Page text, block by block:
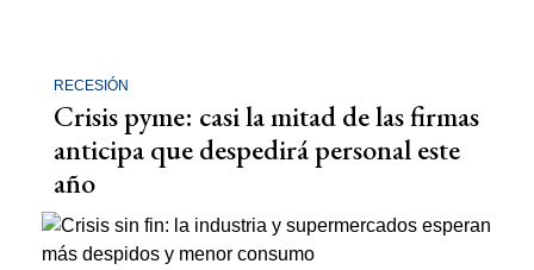
RECESIÓN
Crisis pyme: casi la mitad de las firmas
anticipa que despedirá personal este
año